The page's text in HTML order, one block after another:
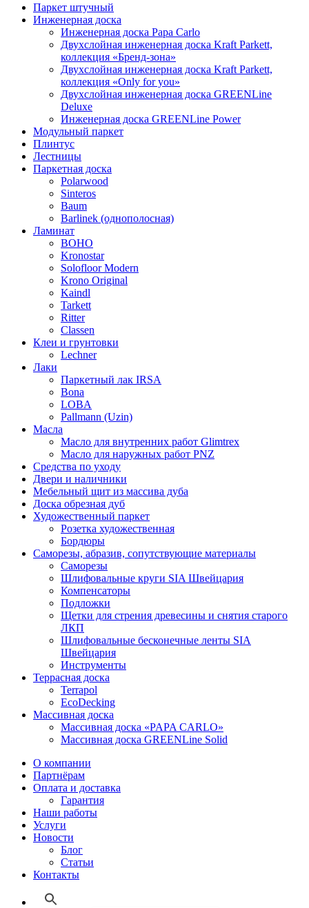
Паркет штучный
Инженерная доска
Инженерная доска Papa Carlo
Двухслойная инженерная доска Kraft Parkett,
коллекция «Бренд-зона»
Двухслойная инженерная доска Kraft Parkett,
коллекция «Only for you»
Двухслойная инженерная доска GREENLine
Deluxe
Инженерная доска GREENLine Power
Модульный паркет
Плинтус
Лестницы
Паркетная доска
Polarwood
Sinteros
Baum
Barlinek (однополосная)
Ламинат
BOHO
Kronostar
Solofloor Modern
Krono Original
Kaindl
Tarkett
Ritter
Classen
Клеи и грунтовки
Lechner
Лаки
Паркетный лак IRSA
Bona
LOBA
Pallmann (Uzin)
Масла
Масло для внутренних работ Glimtrex
Масло для наружных работ PNZ
Средства по уходу
Двери и наличники
Мебельный щит из массива дуба
Доска обрезная дуб
Художественный паркет
Розетка художественная
Бордюры
Саморезы, абразив, сопутствующие материалы
Саморезы
Шлифовальные круги SIA Швейцария
Компенсаторы
Подложки
Щетки для стрения древесины и снятия старого
ЛКП
Шлифовальные бесконечные ленты SIA
Швейцария
Инструменты
Террасная доска
Terrapol
EcoDecking
Массивная доска
Массивная доска «PAPA CARLO»
Массивная доска GREENLine Solid
О компании
Партнёрам
Оплата и доставка
Гарантия
Наши работы
Услуги
Новости
Блог
Статьи
Контакты